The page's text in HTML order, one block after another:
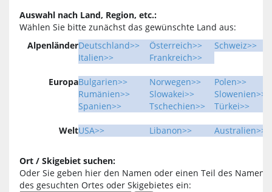
Auswahl nach Land, Region, etc.:
Wählen Sie bitte zunächst das gewünschte Land aus:
AlpenländerDeutschland>> Österreich>>
Schweiz>>
Italien>>
Frankreich>>
EuropaBulgarien>> Norwegen>>
Polen>>
Rumänien>>
Slowakei>>
Slowenien>>
Spanien>>
Tschechien>> Türkei>>
WeltUSA>> Libanon>> Australien>>
Ort / Skigebiet suchen:
Oder Sie geben hier den Namen oder einen Teil des Namens
des gesuchten Ortes oder Skigebietes ein: